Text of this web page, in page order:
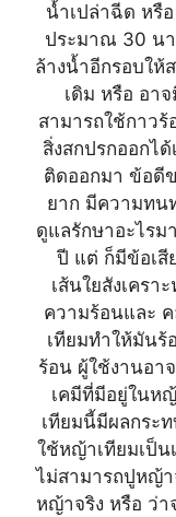
น้ำเปล่าฉีด หรื
ประมาณ 30 นา
ล้างน้ำอีกรอบให้
เดิม หรือ อา
สามารถใช้กาว
สิ่งสกปรกออกไ
ติดออกมา ข้อดี
ยาก มีความทน
ดูแลรักษาอะไร
ปี แต่ ก็มีข้อเสี
เส้นใยสังเคร
ความร้อนและ
เทียมทำให้มันร้
ร้อน ผู้ใช้งานอา
เคมีที่มีอยู่ในห
เทียมนี้มีผลกระ
ใช้หญ้าเทียมเป็
ไม่สามารถปูหญ้า
หญ้าจริง หรือ ว่